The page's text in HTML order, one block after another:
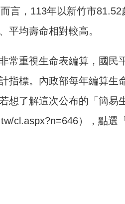
言，113年以新竹市
平均壽命相對較高。
常重視生命表編算，國
指標。內政部每年編算生
想了解這次公布的「簡易
cl.aspx?n=646），點選